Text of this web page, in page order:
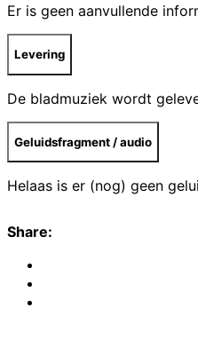
Er is geen aanvullende
Levering
De bladmuziek wordt
Geluidsfragment / audio
Helaas is er (nog) geen
Share: